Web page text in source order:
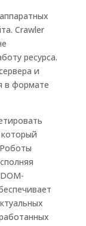
Crawler
ресурса.
и
в формате